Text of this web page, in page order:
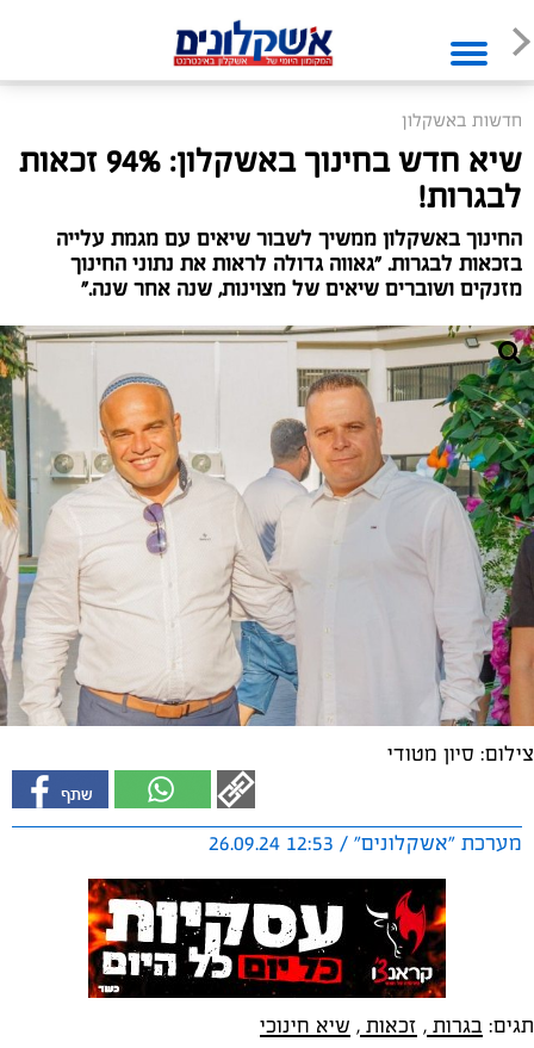
חדשות באשקלון
שיא חדש בחינוך באשקלון: 94% זכאות
לבגרות!
החינוך באשקלון ממשיך לשבור שיאים עם מגמת עלייה
בזכאות לבגרות. "גאווה גדולה לראות את נתוני החינוך
מזנקים ושוברים שיאים של מצוינות, שנה אחר שנה."
צילום: סיון מטודי
מערכת "אשקלונים" / 12:53 26.09.24
תגים: בגרות , זכאות , שיא חינוכי